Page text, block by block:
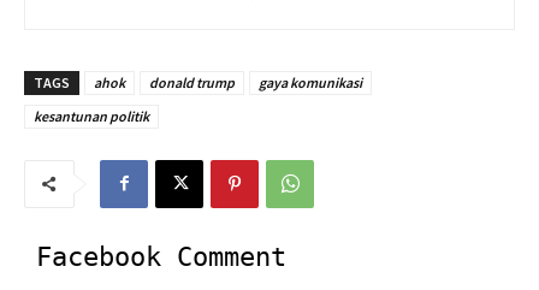
TAGS ahok donald trump
gaya komunikasi
kesantunan politik
Facebook Comment